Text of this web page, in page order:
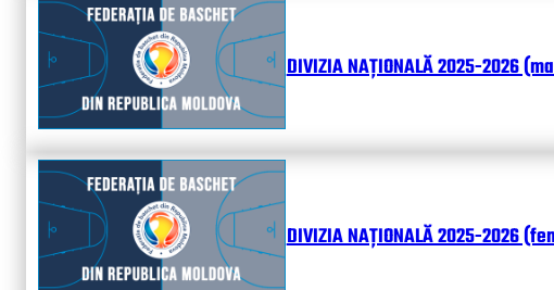
DIVIZIA NAȚIONALĂ 2025-2026
DIVIZIA NAȚIONALĂ 2025-2026